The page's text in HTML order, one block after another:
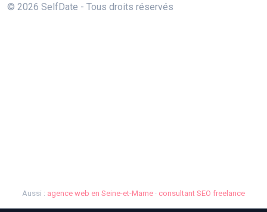
© 2026 SelfDate - Tous droits réservés
Aussi : agence web en Seine-et-Marne · consultant SEO freelance